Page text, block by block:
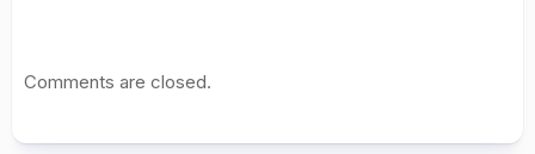
Comments are closed.